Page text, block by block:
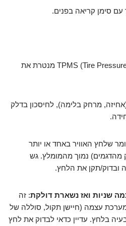
סימן קריאה בפנים.
מערכת TPMS (Tire Pressure Monitoring System) מנטרת את
(אחיזה, מרחק בלימה), לחיסכון בדלק
שלחץ האוויר באחד או יותר
מהדגמים) נמוך מהמומלץ. גש
ובדוק/תקן את הלחץ.
שניות ואז נשארת דולקת: זה
עצמה (חיישן תקול, סוללה של
בעיה בלחץ. עדיין כדאי לבדוק את לחץ